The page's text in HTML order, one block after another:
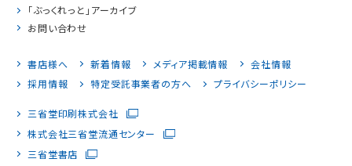
「ぶっくれっと」アーカイブ
お問い合わせ
書店様へ 新着情報 メディア掲載情報
会社情報
採用情報
特定受託事業者の方へ プライバシーポリシー
三省堂印刷株式会社
株式会社三省堂流通センター
三省堂書店